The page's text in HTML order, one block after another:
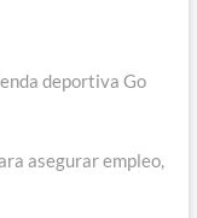
deportiva Go
asegurar empleo,